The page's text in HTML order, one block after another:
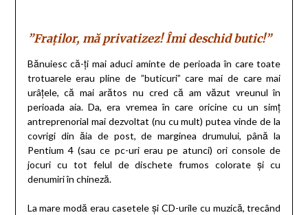
”Fraților, mă privatizez! Îmi deschid butic!”
Bănuiesc că-ți mai aduci aminte de perioada în care toate
trotuarele erau pline de ”buticuri” care mai de care mai
urâțele, că mai arătos nu cred că am văzut vreunul în
perioada aia. Da, era vremea în care oricine cu un simț
antreprenorial mai dezvoltat (nu cu mult) putea vinde de la
covrigi din ăia de post, de marginea drumului, până la
Pentium 4 (sau ce pc-uri erau pe atunci) ori console de
jocuri cu tot felul de dischete frumos colorate și cu
denumiri în chineză.
La mare modă erau casetele și CD-urile cu muzică, trecând